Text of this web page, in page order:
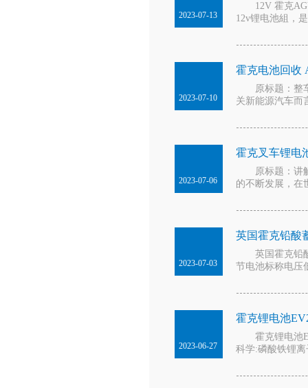
12V 霍克
12v锂电池組，
2023-07-13
霍克电池回收
原标题：整车
关新能源汽车
2023-07-10
霍克叉车锂电
原标题：讲
的不断发展，在
2023-07-06
英国霍克铅酸
英国霍克铅
节电池标称电压
2023-07-03
霍克锂电池
霍克锂电池
科学:磷酸铁锂
2023-06-27